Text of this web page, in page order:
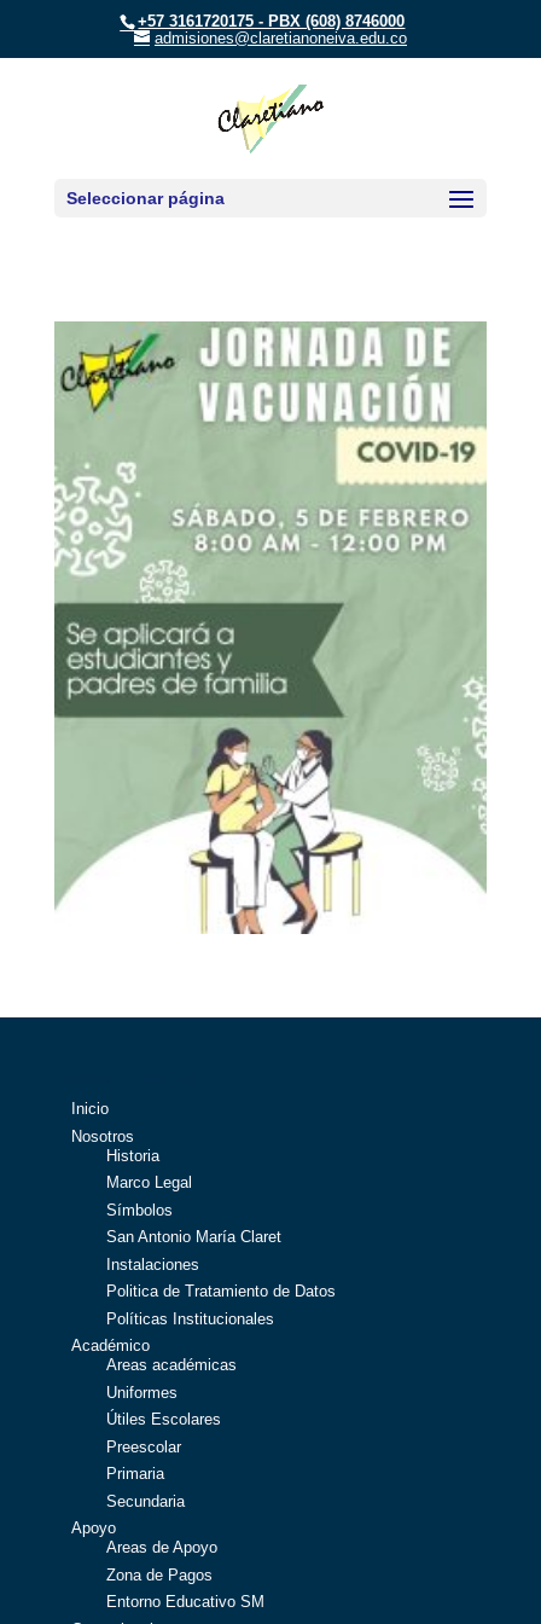
+57 3161720175 - PBX (608) 8746000
admisiones@claretianoneiva.edu.co
Seleccionar página
Inicio
Nosotros
Historia
Marco Legal
Símbolos
San Antonio María Claret
Instalaciones
Politica de Tratamiento de Datos
Políticas Institucionales
Académico
Areas académicas
Uniformes
Útiles Escolares
Preescolar
Primaria
Secundaria
Apoyo
Areas de Apoyo
Zona de Pagos
Entorno Educativo SM